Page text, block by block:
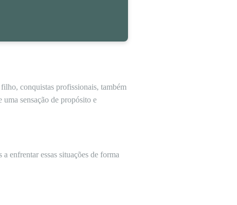
conquistas profissionais, também
sensação de propósito e
enfrentar essas situações de forma